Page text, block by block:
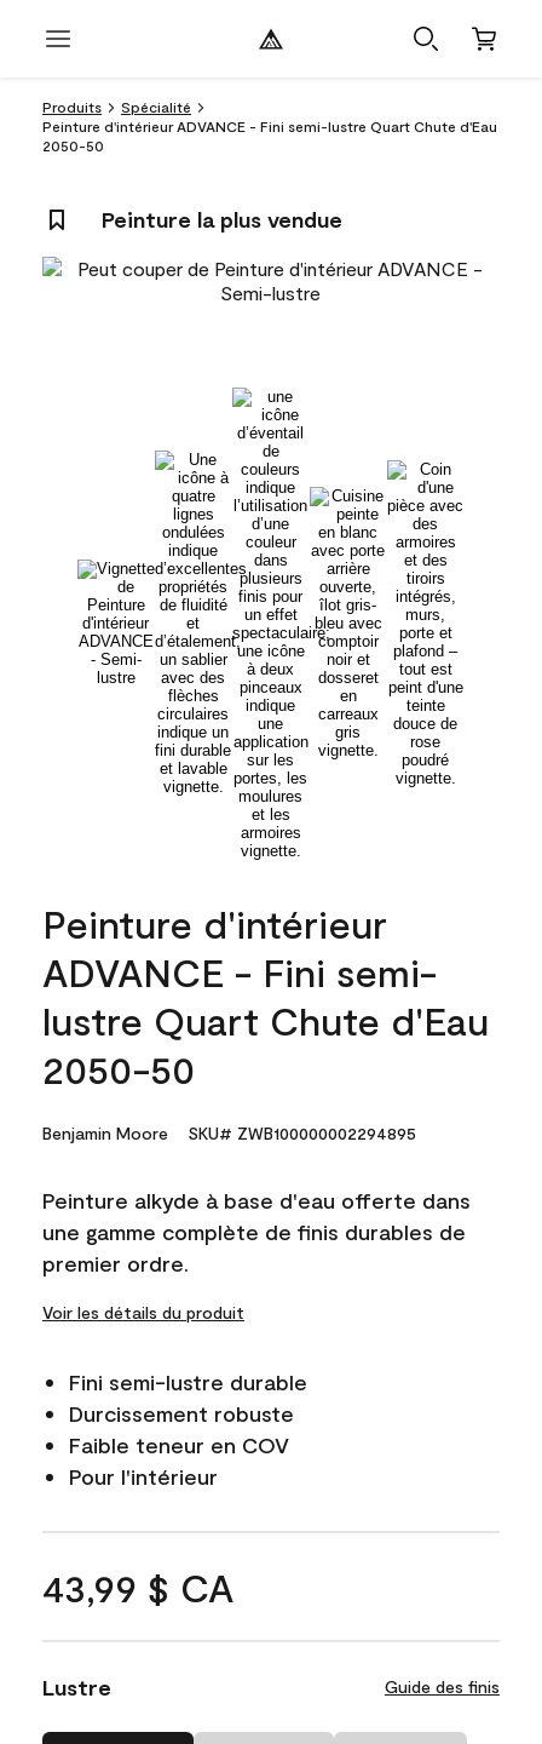
Produits
Spécialité
Peinture d'intérieur ADVANCE - Fini semi-lustre Quart Chute d'Eau
2050-50
Peinture la plus vendue
Peinture d'intérieur
ADVANCE - Fini semi-
lustre Quart Chute d'Eau
2050-50
Benjamin Moore SKU# ZWB100000002294895
Peinture alkyde à base d'eau offerte dans
une gamme complète de finis durables de
premier ordre.
Voir les détails du produit
Fini semi-lustre durable
Durcissement robuste
Faible teneur en COV
Pour l'intérieur
43,99 $ CA
Lustre Guide des finis